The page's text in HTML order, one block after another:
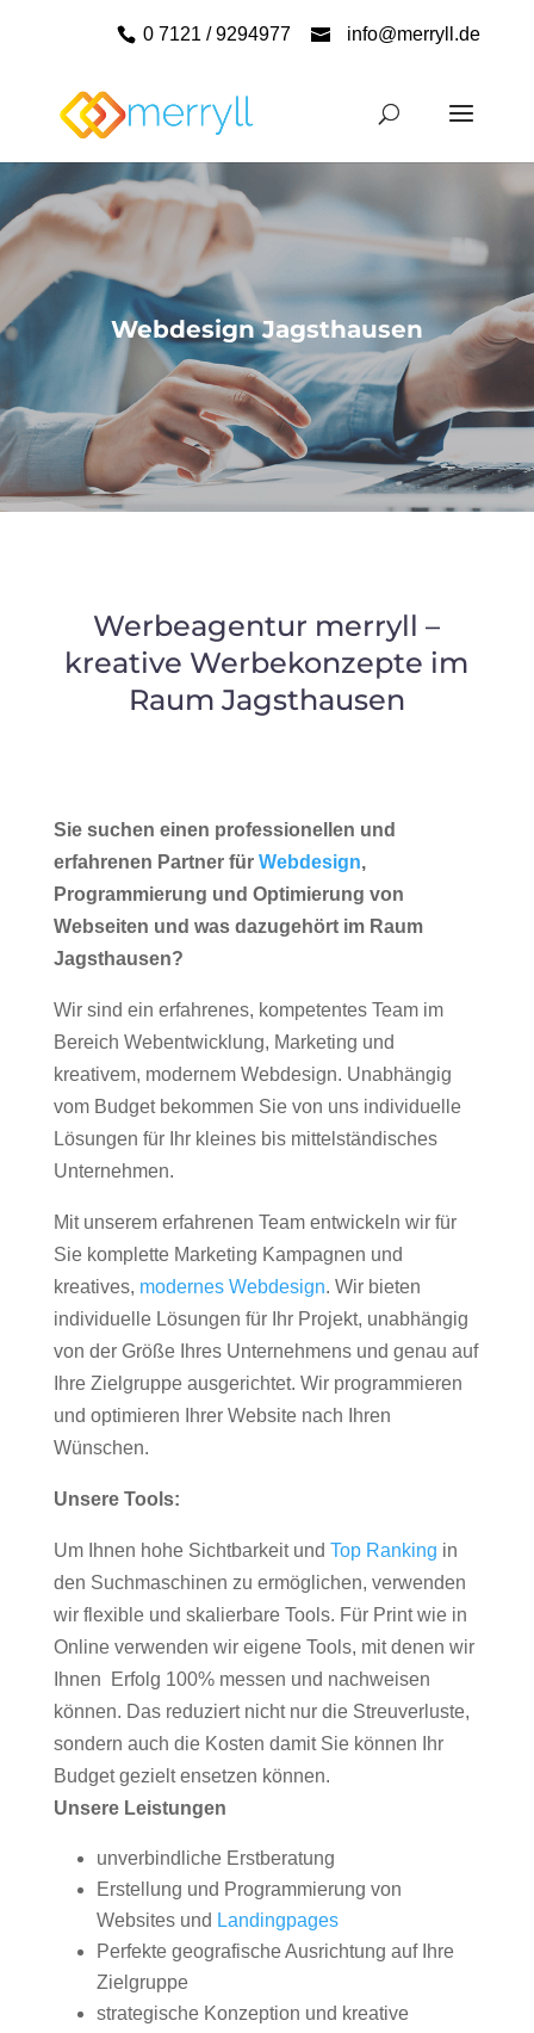
0 7121 / 9294977 info@merryll.de
Webdesign Jagsthausen
Werbeagentur merryll –
kreative Werbekonzepte im
Raum Jagsthausen
Sie suchen einen professionellen und
erfahrenen Partner für Webdesign,
Programmierung und Optimierung von
Webseiten und was dazugehört im Raum
Jagsthausen?
Wir sind ein erfahrenes, kompetentes Team im
Bereich Webentwicklung, Marketing und
kreativem, modernem Webdesign. Unabhängig
vom Budget bekommen Sie von uns individuelle
Lösungen für Ihr kleines bis mittelständisches
Unternehmen.
Mit unserem erfahrenen Team entwickeln wir für
Sie komplette Marketing Kampagnen und
kreatives, modernes Webdesign. Wir bieten
individuelle Lösungen für Ihr Projekt, unabhängig
von der Größe Ihres Unternehmens und genau auf
Ihre Zielgruppe ausgerichtet. Wir programmieren
und optimieren Ihrer Website nach Ihren
Wünschen.
Unsere Tools:
Um Ihnen hohe Sichtbarkeit und Top Ranking in
den Suchmaschinen zu ermöglichen, verwenden
wir flexible und skalierbare Tools. Für Print wie in
Online verwenden wir eigene Tools, mit denen wir
Ihnen Erfolg 100% messen und nachweisen
können. Das reduziert nicht nur die Streuverluste,
sondern auch die Kosten damit Sie können Ihr
Budget gezielt ensetzen können.
Unsere Leistungen
unverbindliche Erstberatung
Erstellung und Programmierung von
Websites und Landingpages
Perfekte geografische Ausrichtung auf Ihre
Zielgruppe
strategische Konzeption und kreative